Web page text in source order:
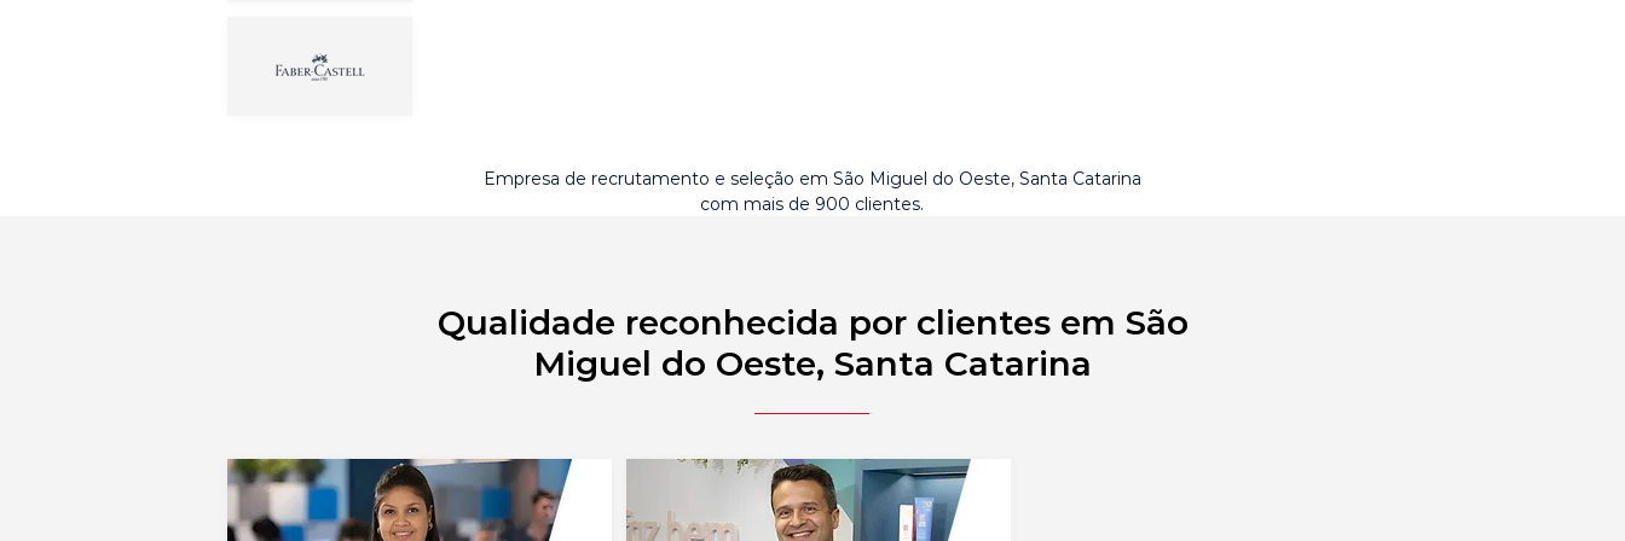
Empresa de recrutamento e seleção em São Miguel do Oeste, Santa Catarina
com mais de 900 clientes.
Qualidade reconhecida por clientes em São
Miguel do Oeste, Santa Catarina